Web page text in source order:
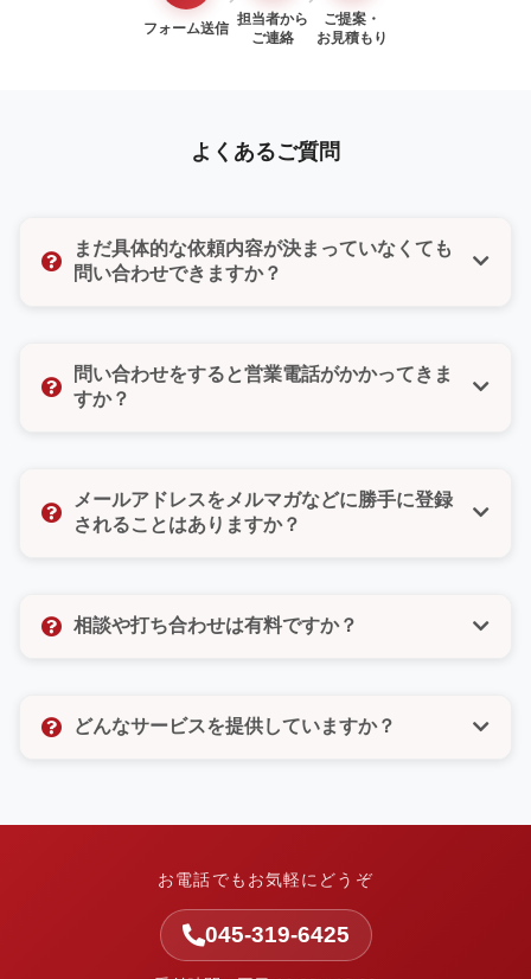
フォーム送信
担当者から
ご連絡
ご提案・
お見積もり
よくあるご質問
まだ具体的な依頼内容が決まっていなくても
問い合わせできますか？
たい」「ちょっとした質問だけでもいいのかな」そん
な気持ちでも大丈夫です。どんな小さなご相談でもお
問い合わせをすると営業電話がかかってきま
すか？
たしません。また、お問い合わせフォームではご希望
の連絡方法（電話・メール・どちらでもよい）をお選
メールアドレスをメルマガなどに勝手に登録
されることはありますか？
なども一切いたしませんので、ご安心ください。お客
相談や打ち合わせは有料ですか？
望をしっかりとお聞きし、最適なご提案をさせていた
どんなサービスを提供していますか？
を整理し、実行まで伴走します。
お電話でもお気軽にどうぞ
045-319-6425